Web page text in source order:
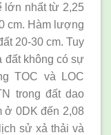
lớn nhất từ 2,25
cm. Hàm lượng
20-30 cm. Tuy
đất không có sự
TOC và LOC
trong đất dao
ở 0DK đến 2,08
sử xả thải và